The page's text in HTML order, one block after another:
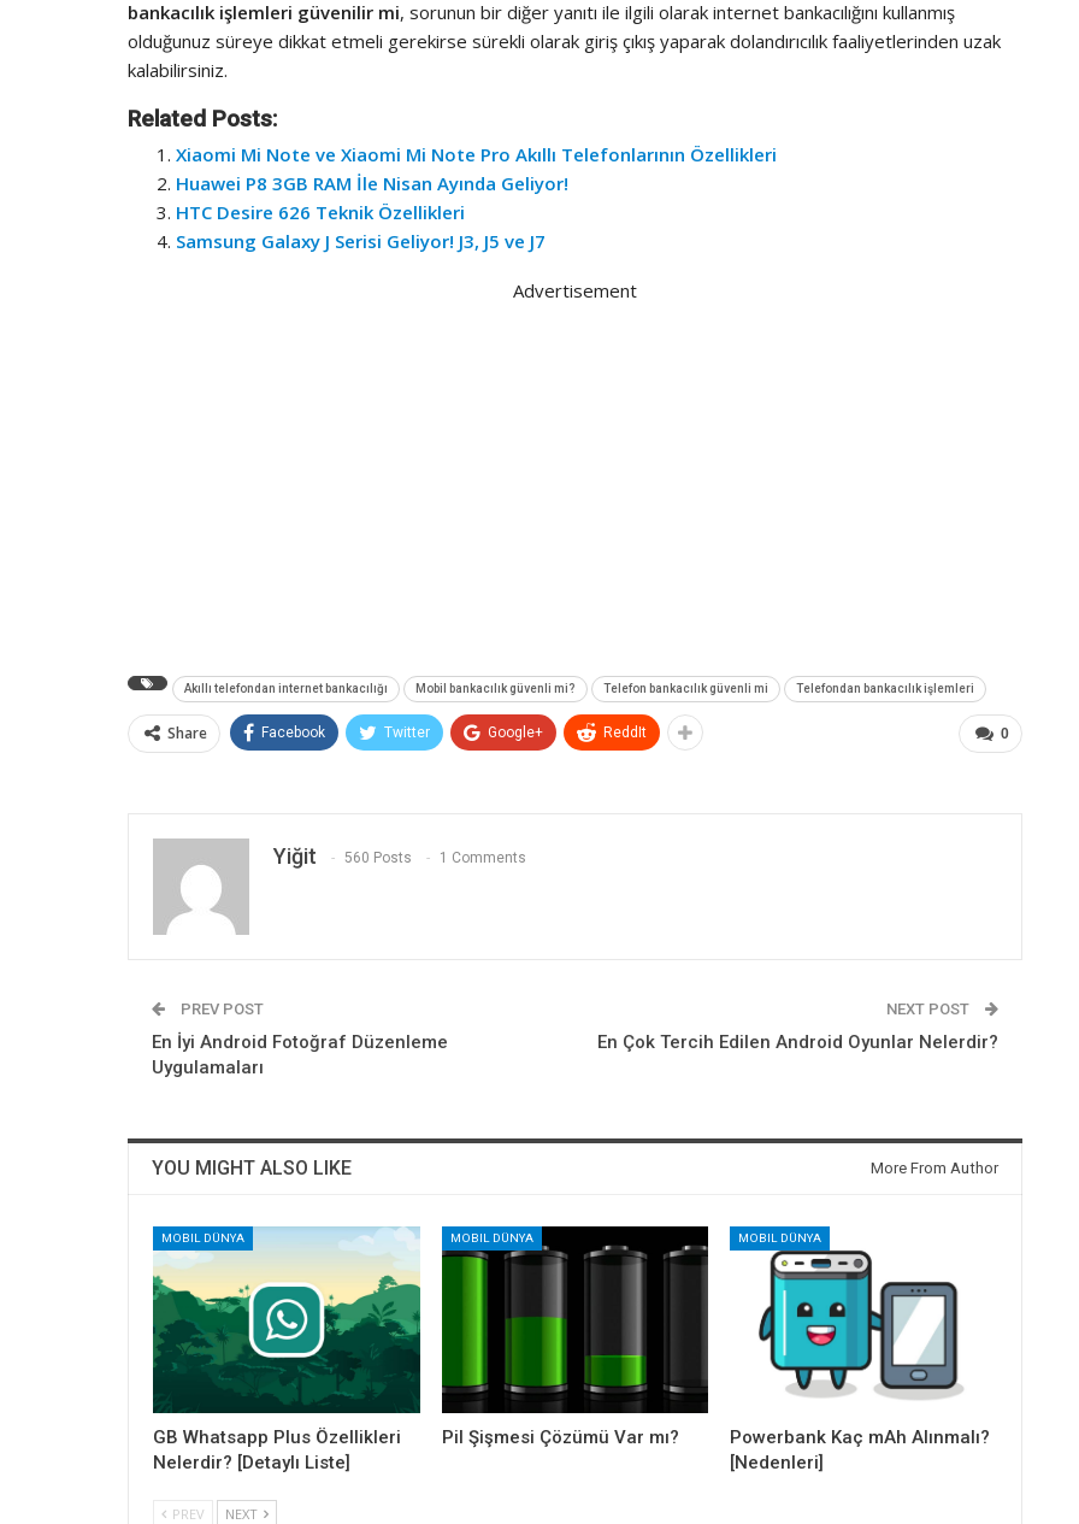
bankacılık işlemleri güvenilir mi, sorunun bir diğer yanıtı ile ilgili olarak internet bankacılığını kullanmış
olduğunuz süreye dikkat etmeli gerekirse sürekli olarak giriş çıkış yaparak dolandırıcılık faaliyetlerinden uzak
kalabilirsiniz.
Related Posts:
Xiaomi Mi Note ve Xiaomi Mi Note Pro Akıllı Telefonlarının Özellikleri
Huawei P8 3GB RAM İle Nisan Ayında Geliyor!
HTC Desire 626 Teknik Özellikleri
Samsung Galaxy J Serisi Geliyor! J3, J5 ve J7
Advertisement
Akıllı telefondan internet bankacılığı Mobil bankacılık güvenli mi? Telefon bankacılık güvenli mi Telefondan bankacılık işlemleri
0
Share Facebook Twitter Google+ ReddIt
Yiğit 560 Posts 1 Comments
PREV POST
En İyi Android Fotoğraf Düzenleme
Uygulamaları
NEXT POST
En Çok Tercih Edilen Android Oyunlar Nelerdir?
YOU MIGHT ALSO LIKE More From Author
MOBIL DÜNYA
GB Whatsapp Plus Özellikleri
Nelerdir? [Detaylı Liste]
MOBIL DÜNYA
Pil Şişmesi Çözümü Var mı?
MOBIL DÜNYA
Powerbank Kaç mAh Alınmalı?
[Nedenleri]
PREV NEXT